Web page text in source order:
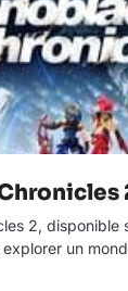
2, disponible
explorer un